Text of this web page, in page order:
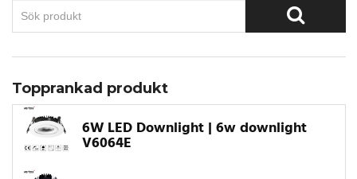
Topprankad produkt
6W LED Downlight | 6w downlight
V6064E